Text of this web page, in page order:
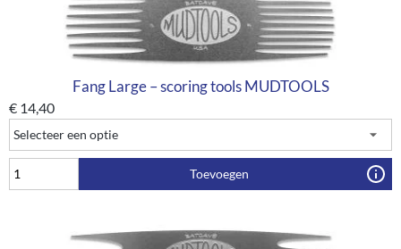
Fang Large – scoring tools MUDTOOLS
€ 14,40
Toevoegen